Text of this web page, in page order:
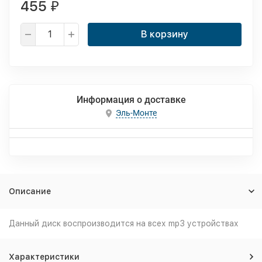
455 ₽
В корзину
Информация о доставке
Эль-Монте
Описание
Данный диск воспроизводится на всех mp3 устройствах
Характеристики